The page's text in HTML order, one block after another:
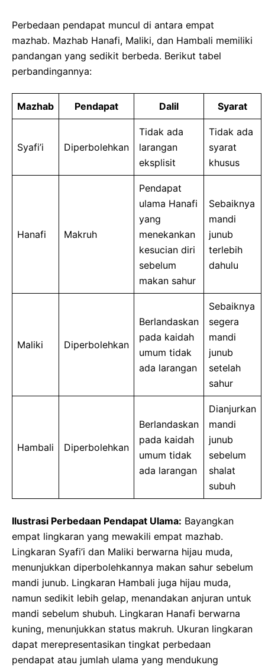
Perbedaan pendapat muncul di antara empat
mazhab. Mazhab Hanafi, Maliki, dan Hambali memiliki
pandangan yang sedikit berbeda. Berikut tabel
perbandingannya:
Mazhab Pendapat Dalil Syarat
Syafi’i Diperbolehkan
Tidak ada
larangan
eksplisit
Tidak ada
syarat
khusus
Hanafi Makruh
Pendapat
ulama Hanafi
yang
menekankan
kesucian diri
sebelum
makan sahur
Sebaiknya
mandi
junub
terlebih
dahulu
Maliki Diperbolehkan
Berlandaskan
pada kaidah
umum tidak
ada larangan
Sebaiknya
segera
mandi
junub
setelah
sahur
Hambali Diperbolehkan
Berlandaskan
pada kaidah
umum tidak
ada larangan
Dianjurkan
mandi
junub
sebelum
shalat
subuh
Ilustrasi Perbedaan Pendapat Ulama: Bayangkan
empat lingkaran yang mewakili empat mazhab.
Lingkaran Syafi’i dan Maliki berwarna hijau muda,
menunjukkan diperbolehkannya makan sahur sebelum
mandi junub. Lingkaran Hambali juga hijau muda,
namun sedikit lebih gelap, menandakan anjuran untuk
mandi sebelum shubuh. Lingkaran Hanafi berwarna
kuning, menunjukkan status makruh. Ukuran lingkaran
dapat merepresentasikan tingkat perbedaan
pendapat atau jumlah ulama yang mendukung